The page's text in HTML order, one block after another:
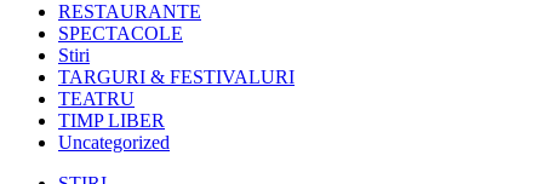
RESTAURANTE
SPECTACOLE
Stiri
TARGURI & FESTIVALURI
TEATRU
TIMP LIBER
Uncategorized